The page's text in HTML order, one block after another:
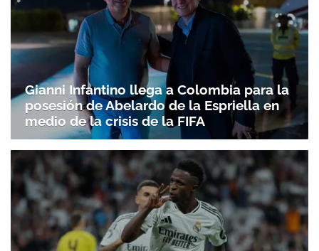
Gianni Infantino llega a Colombia para la
posesión de Abelardo de la Espriella en
medio de la crisis de la FIFA